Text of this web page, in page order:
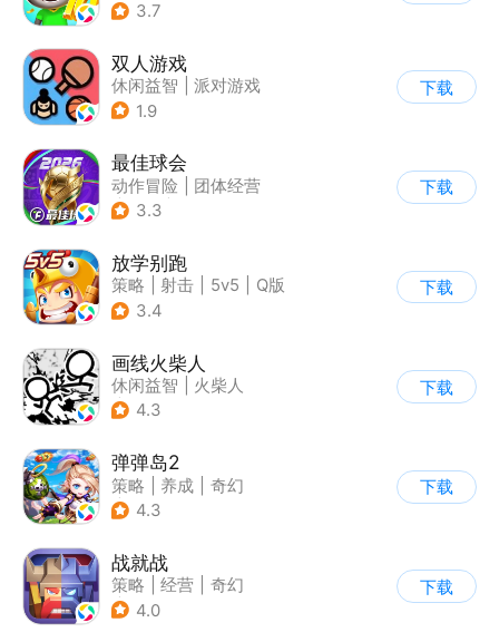
| 汤姆猫
3.7
双人游戏
休闲益智
派对游戏
1.9
下载
最佳球会
动作冒险
团体经营
| 足球
3.3
下载
放学别跑
策略 射击 5v5
Q版
3.4
下载
画线火柴人
休闲益智
火柴人
| DIY
4.3
下载
弹弹岛2
策略 养成
奇幻
| Q版
4.3
下载
战就战
策略 经营
奇幻
| 欧美风
4.0
下载